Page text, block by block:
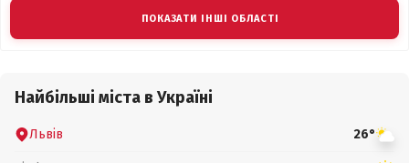
ПОКАЗАТИ ІНШІ ОБЛАСТІ
Найбільші міста в Україні
Львів 26°